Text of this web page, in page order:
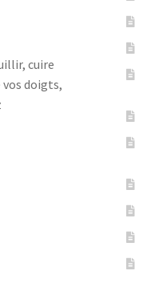
cuire
vos doigts,